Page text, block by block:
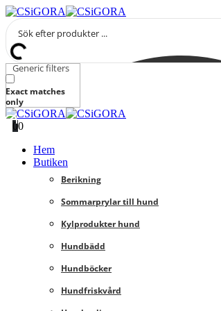
Generic filters
Exact matches
only
00
Hem
Butiken
Berikning
Sommarprylar till hund
Kylprodukter hund
Hundbädd
Hundböcker
Hundfriskvård